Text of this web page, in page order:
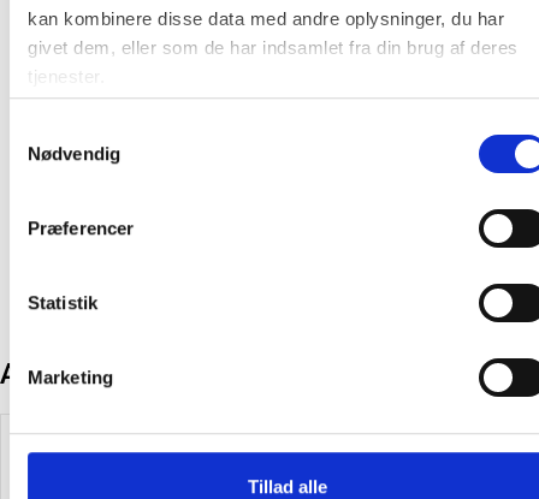
kan kombinere disse data med andre oplysninger, du har
givet dem, eller som de har indsamlet fra din brug af deres
tjenester.
Nødvendig
Præferencer
Statistik
Marketing
Tillad alle
Farve: Klar
Producent: Øvrige
Produktdatablad
Andre kunder købte også